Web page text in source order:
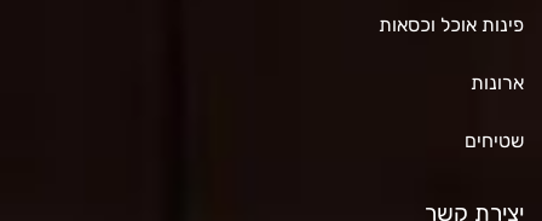
פינות אוכל וכסאות
ארונות
שטיחים
יצירת קשר